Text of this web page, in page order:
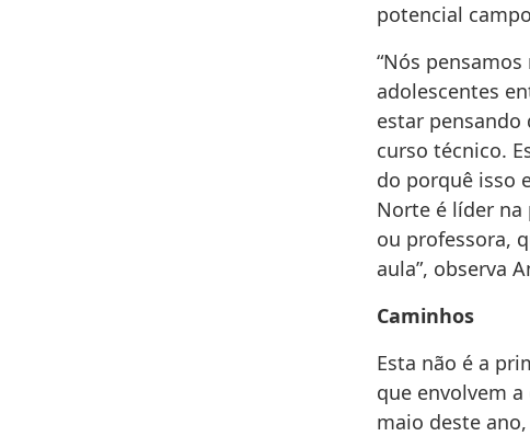
potencial
“Nós
adolescentes
estar pensando
curso técnico.
do porquê isso
Norte é líder
ou professora,
aula”, observa
Caminhos
Esta não é a
que envolvem
maio deste